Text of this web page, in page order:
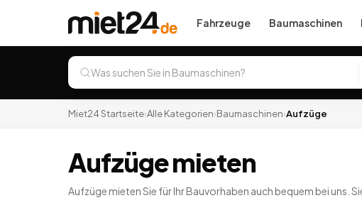
Fahrzeuge Baumaschinen
Miet24 Startseite›Alle Kategorien›Baumaschinen›Aufzüge
Aufzüge mieten
Aufzüge mieten Sie für Ihr Bauvorhaben auch bequem bei uns.